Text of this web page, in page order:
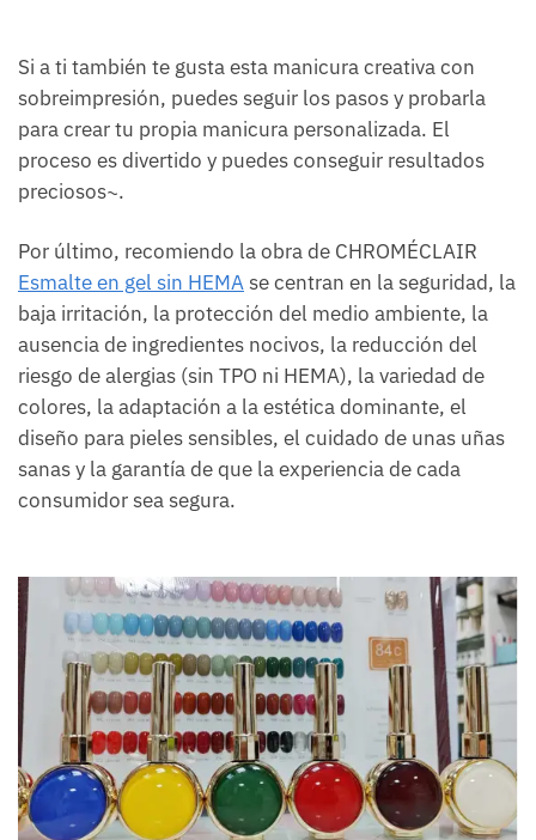
Si a ti también te gusta esta manicura creativa con
sobreimpresión, puedes seguir los pasos y probarla
para crear tu propia manicura personalizada. El
proceso es divertido y puedes conseguir resultados
preciosos~.
Por último, recomiendo la obra de CHROMÉCLAIR
Esmalte en gel sin HEMAse centran en la seguridad, la
baja irritación, la protección del medio ambiente, la
ausencia de ingredientes nocivos, la reducción del
riesgo de alergias (sin TPO ni HEMA), la variedad de
colores, la adaptación a la estética dominante, el
diseño para pieles sensibles, el cuidado de unas uñas
sanas y la garantía de que la experiencia de cada
consumidor sea segura.